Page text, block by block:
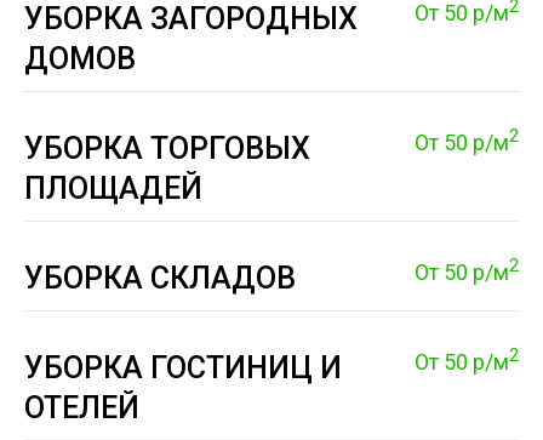
УБОРКА ЗАГОРОДНЫХ
ДОМОВ
От 50 р/м2
УБОРКА ТОРГОВЫХ
ПЛОЩАДЕЙ
От 50 р/м2
УБОРКА СКЛАДОВ От 50 р/м2
УБОРКА ГОСТИНИЦ И
ОТЕЛЕЙ
От 50 р/м2